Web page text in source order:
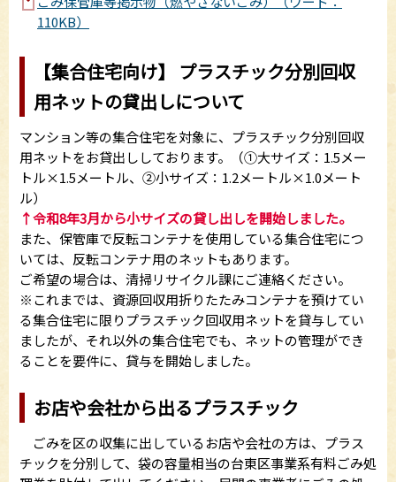
110KB）
【集合住宅向け】 プラスチック分別回収
用ネットの貸出しについて
マンション等の集合住宅を対象に、プラスチック分別回収
用ネットをお貸出ししております。（①大サイズ：1.5メー
トル×1.5メートル、②小サイズ：1.2メートル×1.0メート
ル）
↑令和8年3月から小サイズの貸し出しを開始しました。
また、保管庫で反転コンテナを使用している集合住宅につ
いては、反転コンテナ用のネットもあります。
ご希望の場合は、清掃リサイクル課にご連絡ください。
※これまでは、資源回収用折りたたみコンテナを預けてい
る集合住宅に限りプラスチック回収用ネットを貸与してい
ましたが、それ以外の集合住宅でも、ネットの管理ができ
ることを要件に、貸与を開始しました。
お店や会社から出るプラスチック
ごみを区の収集に出しているお店や会社の方は、プラス
チックを分別して、袋の容量相当の台東区事業系有料ごみ処